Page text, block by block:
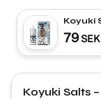
79 SEK
Koyuki Salts